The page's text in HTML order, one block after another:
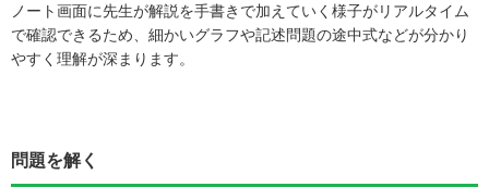
ノート画面に先生が解説を手書きで加えていく様子がリアルタイム
で確認できるため、細かいグラフや記述問題の途中式などが分かり
やすく理解が深まります。
問題を解く